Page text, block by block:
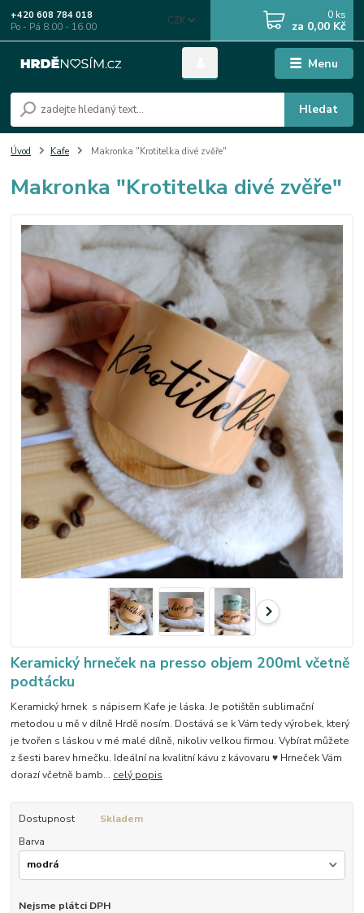
Menu
CZK
Hledat
+420 608 784 018
Po - Pá 8.00 - 16.00
0 ks
za 0,00 Kč
Úvod Kafe Makronka "Krotitelka divé zvěře"
Makronka "Krotitelka divé zvěře"
Keramický hrneček na presso objem 200ml včetně
podtácku
Keramický hrnek s nápisem Kafe je láska. Je potištěn sublimační
metodou u mě v dílně Hrdě nosím. Dostává se k Vám tedy výrobek, který
je tvořen s láskou v mé malé dílně, nikoliv velkou firmou. Vybírat můžete
z šesti barev hrnečku. Ideální na kvalitní kávu z kávovaru ♥ Hrneček Vám
dorazí včetně bamb... celý popis
Dostupnost
Skladem
Barva
Nejsme plátci DPH